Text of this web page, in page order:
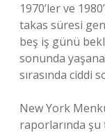
1970’ler ve
takas süresi
beş iş günü
sonunda
sırasında ciddi
New York
raporlarında şu